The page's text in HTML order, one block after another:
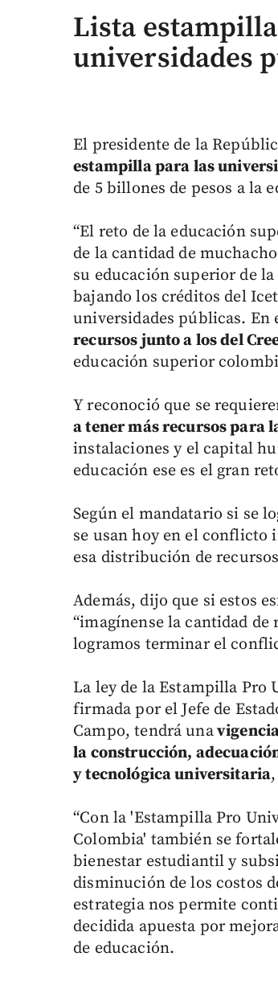
Lista
universidades
El presidente de la
estampilla para las
de 5 billones de pesos a la
“El reto de la educación
de la cantidad de
su educación superior de
bajando los créditos del
universidades públicas. En
recursos junto a los del
educación superior
Y reconoció que se
a tener más recursos para
instalaciones y el capital
educación ese es el gran
Según el mandatario si se
se usan hoy en el conflicto
esa distribución de
Además, dijo que si estos
“imagínense la cantidad
logramos terminar el
La ley de la Estampilla Pro
firmada por el Jefe de
Campo, tendrá una
la construcción,
y tecnológica universitaria
“Con la 'Estampilla Pro
Colombia' también se
bienestar estudiantil y
disminución de los costos
estrategia nos permite
decidida apuesta por
de educación.